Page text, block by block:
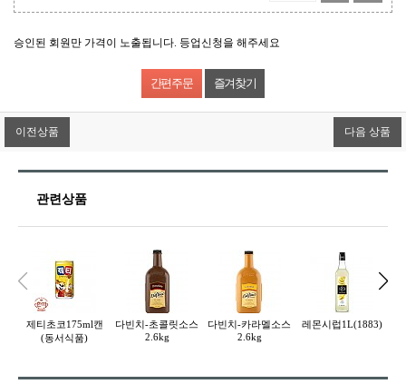
승인된 회원만 가격이 노출됩니다. 등업신청을 해주세요
즐겨찾기
이전상품 다음 상품
관련상품
제티초코175ml캔
(동서식품)
다빈치-초콜릿소스
2.6kg
다빈치-카라멜소스
2.6kg
레몬시럽1L(1883)